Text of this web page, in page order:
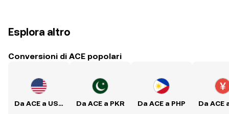
Esplora altro
Conversioni di ACE popolari
Da ACE a USD Da ACE a PKR Da ACE a PHP Da ACE